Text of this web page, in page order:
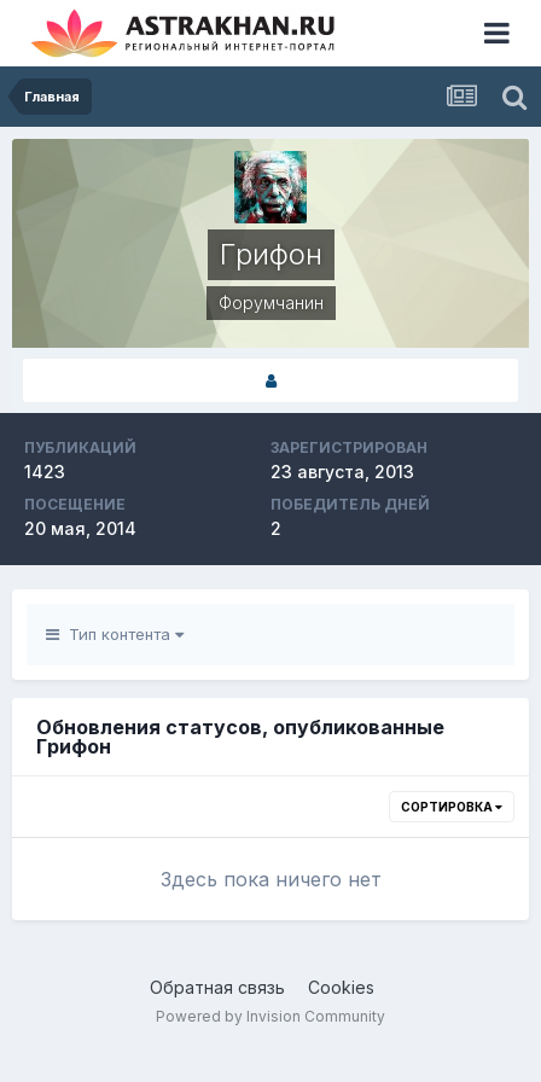
Главная
Гpифон
Форумчанин
ПУБЛИКАЦИЙ
1423
ЗАРЕГИСТРИРОВАН
23 августа, 2013
ПОСЕЩЕНИЕ
20 мая, 2014
ПОБЕДИТЕЛЬ ДНЕЙ
2
Тип контента
Обновления статусов, опубликованные
Гpифон
СОРТИРОВКА
Здесь пока ничего нет
Обратная связь Cookies
Powered by Invision Community